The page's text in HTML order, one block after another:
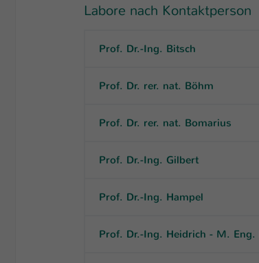
Labore nach Kontaktperson
Prof. Dr.-Ing. Bitsch
Prof. Dr. rer. nat. Böhm
Prof. Dr. rer. nat. Bomarius
Prof. Dr.-Ing. Gilbert
Prof. Dr.-Ing. Hampel
Prof. Dr.-Ing. Heidrich - M. Eng.